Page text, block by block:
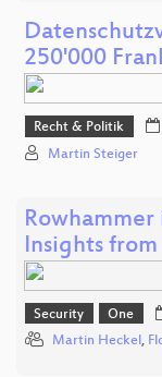
250'000
Recht & Politik
Martin Steiger
Insights
Security One
Martin Heckel,